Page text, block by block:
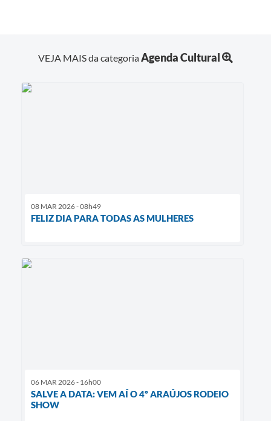
VEJA MAIS da categoriaAgenda Cultural
08 MAR 2026 - 08h49
FELIZ DIA PARA TODAS AS MULHERES
06 MAR 2026 - 16h00
SALVE A DATA: VEM AÍ O 4º ARAÚJOS RODEIO
SHOW